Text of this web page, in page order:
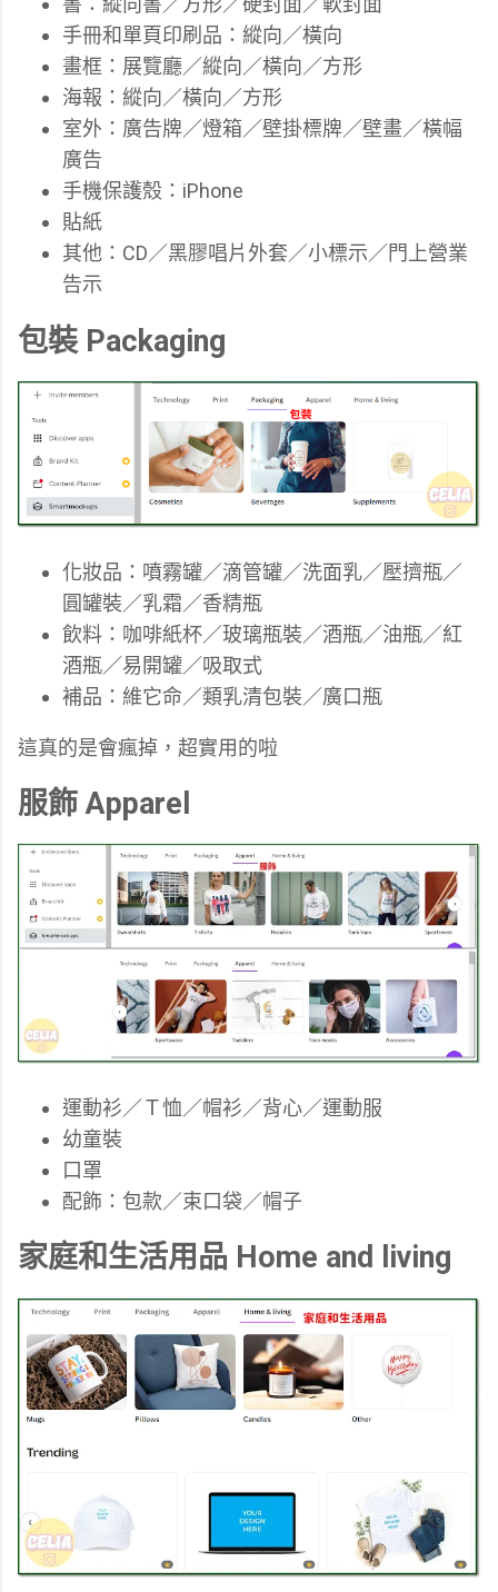
手冊和單頁印刷品：縱向／橫向
畫框：展覽廳／縱向／橫向／方形
海報：縱向／橫向／方形
室外：廣告牌／燈箱／壁掛標牌／壁畫／橫幅
廣告
手機保護殼：iPhone
貼紙
其他：CD／黑膠唱片外套／小標示／門上營業
告示
包裝 Packaging
化妝品：噴霧罐／滴管罐／洗面乳／壓擠瓶／
圓罐裝／乳霜／香精瓶
飲料：咖啡紙杯／玻璃瓶裝／酒瓶／油瓶／紅
酒瓶／易開罐／吸取式
補品：維它命／類乳清包裝／廣口瓶
這真的是會瘋掉，超實用的啦
服飾 Apparel
運動衫／Ｔ恤／帽衫／背心／運動服
幼童裝
口罩
配飾：包款／束口袋／帽子
家庭和生活用品 Home and living